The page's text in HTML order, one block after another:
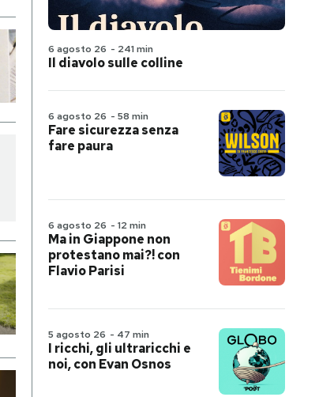
6 agosto 26 - 241 min
Il diavolo sulle colline
6 agosto 26 - 58 min
Fare sicurezza senza
fare paura
6 agosto 26 - 12 min
Ma in Giappone non
protestano mai?! con
Flavio Parisi
5 agosto 26 - 47 min
I ricchi, gli ultraricchi e
noi, con Evan Osnos